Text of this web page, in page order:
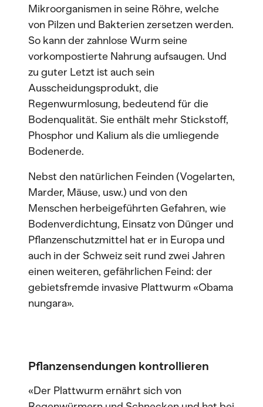
Mikroorganismen in seine Röhre, welche
von Pilzen und Bakterien zersetzen werden.
So kann der zahnlose Wurm seine
vorkompostierte Nahrung aufsaugen. Und
zu guter Letzt ist auch sein
Ausscheidungsprodukt, die
Regenwurmlosung, bedeutend für die
Bodenqualität. Sie enthält mehr Stickstoff,
Phosphor und Kalium als die umliegende
Bodenerde.
Nebst den natürlichen Feinden (Vogelarten,
Marder, Mäuse, usw.) und von den
Menschen herbeigeführten Gefahren, wie
Bodenverdichtung, Einsatz von Dünger und
Pflanzenschutzmittel hat er in Europa und
auch in der Schweiz seit rund zwei Jahren
einen weiteren, gefährlichen Feind: der
gebietsfremde invasive Plattwurm «Obama
nungara».
Pflanzensendungen kontrollieren
«Der Plattwurm ernährt sich von